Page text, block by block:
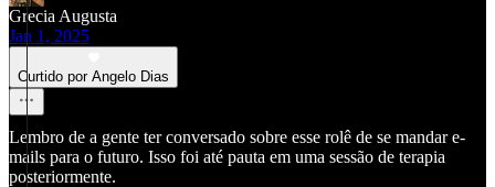
Grecia Augusta
Jan 1, 2025
Curtido por Angelo Dias
Lembro de a gente ter conversado sobre esse rolê de se mandar e-
mails para o futuro. Isso foi até pauta em uma sessão de terapia
posteriormente.